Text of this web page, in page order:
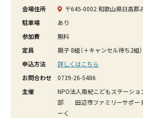
会場住所
〒645-0002 和歌山県日高郡
駐車場
あり
参加費
無料
定員
親子 8組（＋キャンセル待ち2組）
申込方法
詳しくはこちら
お問合わせ
0739-26-5486
主催
NPO法人南紀こどもステーシ
部 田辺市ファミリーサポー
ーく